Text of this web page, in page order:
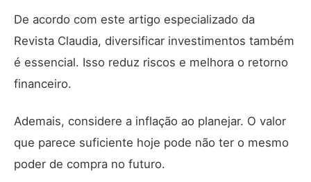
De acordo com este artigo especializado da
Revista Claudia, diversificar investimentos também
é essencial. Isso reduz riscos e melhora o retorno
financeiro.
Ademais, considere a inflação ao planejar. O valor
que parece suficiente hoje pode não ter o mesmo
poder de compra no futuro.